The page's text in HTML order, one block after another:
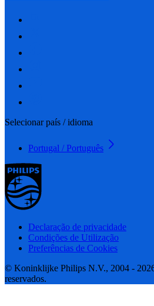
Selecionar país / idioma
Portugal / Português
Declaração de privacidade
Condições de Utilização
Preferências de Cookies
© Koninklijke Philips N.V., 2004 -
reservados.